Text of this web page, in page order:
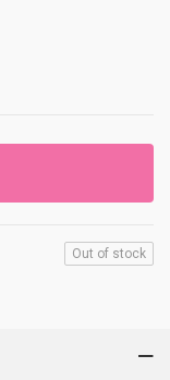
Out of stock